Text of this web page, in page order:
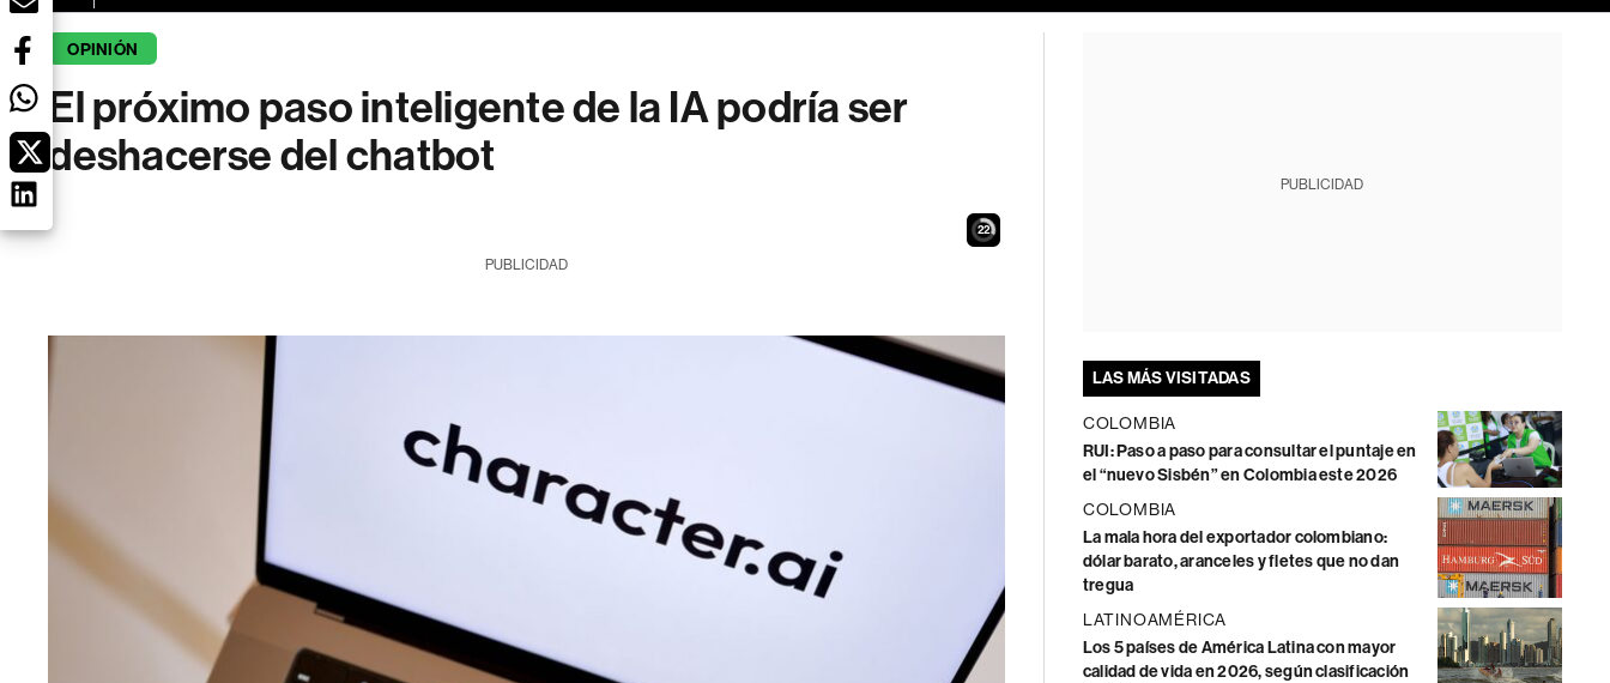
OPINIÓN
El próximo paso inteligente de la IA podría ser
deshacerse del chatbot
21
PUBLICIDAD
PUBLICIDAD
LAS MÁS VISITADAS
COLOMBIA
RUI: Paso a paso para consultar el puntaje en
el “nuevo Sisbén” en Colombia este 2026
COLOMBIA
La mala hora del exportador colombiano:
dólar barato, aranceles y fletes que no dan
tregua
LATINOAMÉRICA
Los 5 países de América Latina con mayor
calidad de vida en 2026, según clasificación